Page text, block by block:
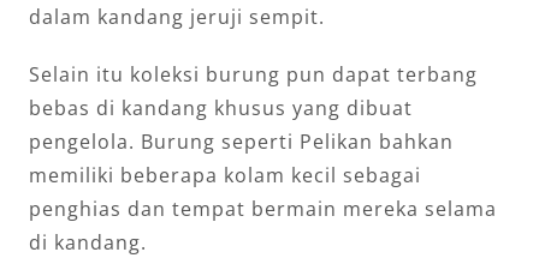
dalam kandang jeruji sempit.
Selain itu koleksi burung pun dapat terbang
bebas di kandang khusus yang dibuat
pengelola. Burung seperti Pelikan bahkan
memiliki beberapa kolam kecil sebagai
penghias dan tempat bermain mereka selama
di kandang.